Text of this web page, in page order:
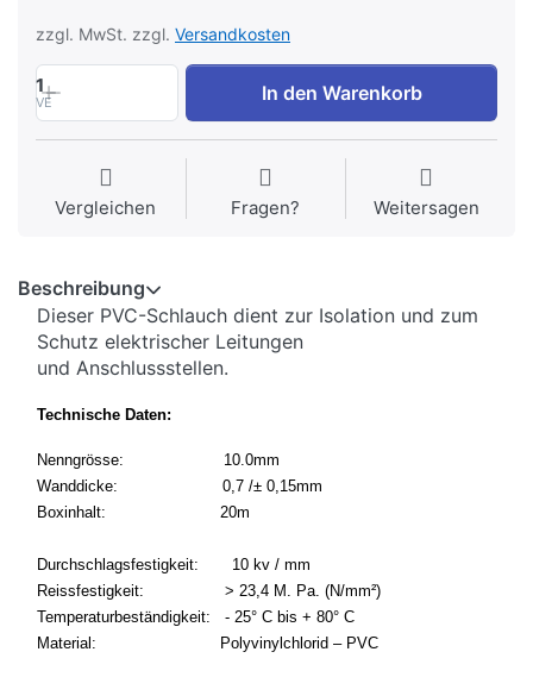
zzgl. MwSt. zzgl. Versandkosten
1
VE In den Warenkorb
Vergleichen Fragen? Weitersagen
Beschreibung
Dieser PVC-Schlauch dient zur Isolation und zum
Schutz elektrischer Leitungen
und Anschlussstellen.
Technische Daten:
Nenngrösse:
10.0mm
Wanddicke:
0,7 /± 0,15mm
Boxinhalt:
20m
Durchschlagsfestigkeit:
10 kv / mm
Reissfestigkeit:
> 23,4 M. Pa. (N/mm²)
Temperaturbeständigkeit:
- 25° C bis + 80° C
Material:
Polyvinylchlorid – PVC